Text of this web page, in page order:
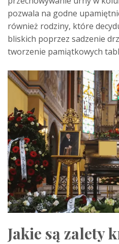
pozwala na godne
również rodziny, które
bliskich poprzez sadzenie
tworzenie pamiątkowych
Jakie są zalety